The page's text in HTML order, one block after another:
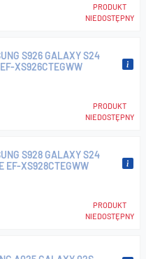
PRODUKT
NIEDOSTĘPNY
S926 GALAXY S24
XS926CTEGWW
PRODUKT
NIEDOSTĘPNY
S928 GALAXY S24
EF-XS928CTEGWW
PRODUKT
NIEDOSTĘPNY